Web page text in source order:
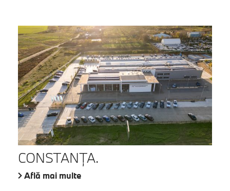
CONSTANŢA.
Află mai multe